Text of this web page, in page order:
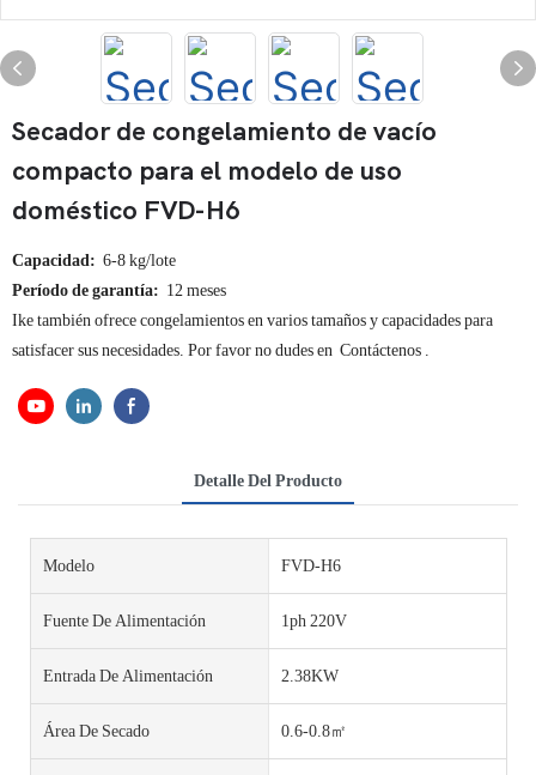
Secador de congelamiento de vacío
compacto para el modelo de uso
doméstico FVD-H6
Capacidad: 6-8 kg/lote
Período de garantía: 12 meses
Ike también ofrece congelamientos en varios tamaños y capacidades para
satisfacer sus necesidades. Por favor no dudes en Contáctenos
Detalle Del Producto
Modelo FVD-H6
Fuente De Alimentación 1ph 220V
Entrada De Alimentación 2.38KW
Área De Secado 0.6-0.8㎡